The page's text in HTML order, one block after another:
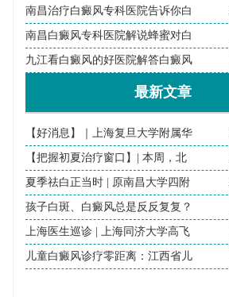
南昌治疗白癜风专科医院告诉你白
南昌白癜风专科医院解说蜂蜜对白
九江看白癜风的好医院解答白癜风
最新文章
【好消息】｜上海复旦大学附属华
【把握初夏治疗窗口】| 本周，北
夏季祛白正当时 | 原南昌大学四附
孩子白斑、白癜风总是反反复复？
上海医生巡诊 | 上海同济大学高飞
儿童白癜风诊疗零距离：江西省儿